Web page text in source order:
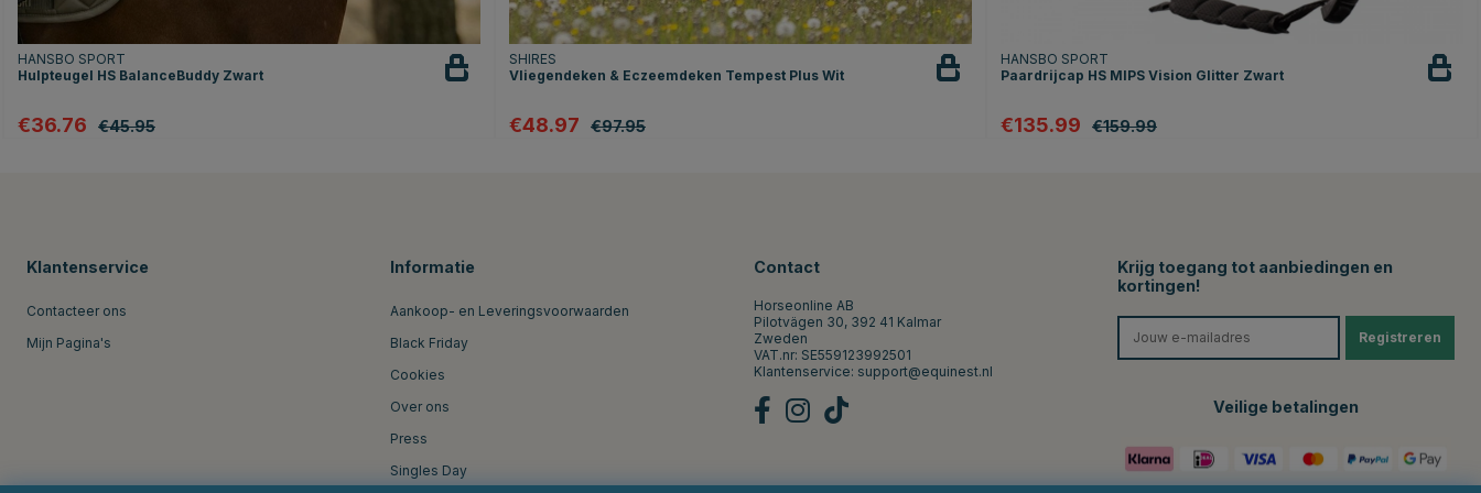
HANSBO SPORT
Hulpteugel HS BalanceBuddy Zwart
€36.76 €45.95
SHIRES
Vliegendeken & Eczeemdeken Tempest Plus Wit
€48.97 €97.95
HANSBO SPORT
Paardrijcap HS MIPS Vision Glitter Zwart
€135.99 €159.99
Klantenservice
Contacteer ons
Mijn Pagina's
Informatie
Aankoop- en Leveringsvoorwaarden
Black Friday
Cookies
Over ons
Press
Singles Day
Contact
Horseonline AB
Pilotvägen 30, 392 41 Kalmar
Zweden
VAT.nr: SE559123992501
Klantenservice: support@equinest.nl
Krijg toegang tot aanbiedingen en
kortingen!
Registreren
Veilige betalingen